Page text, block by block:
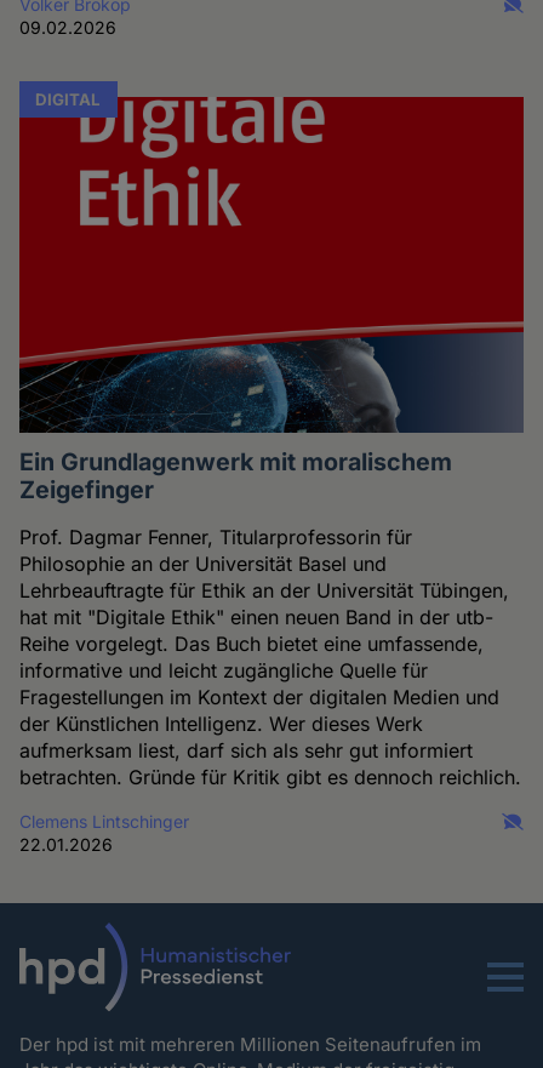
Volker Brokop
09.02.2026
DIGITAL
Ein Grundlagenwerk mit moralischem
Zeigefinger
Prof. Dagmar Fenner, Titularprofessorin für
Philosophie an der Universität Basel und
Lehrbeauftragte für Ethik an der Universität Tübingen,
hat mit "Digitale Ethik" einen neuen Band in der utb-
Reihe vorgelegt. Das Buch bietet eine umfassende,
informative und leicht zugängliche Quelle für
Fragestellungen im Kontext der digitalen Medien und
der Künstlichen Intelligenz. Wer dieses Werk
aufmerksam liest, darf sich als sehr gut informiert
betrachten. Gründe für Kritik gibt es dennoch reichlich.
Clemens Lintschinger
22.01.2026
Menu
Der hpd ist mit mehreren Millionen Seitenaufrufen im